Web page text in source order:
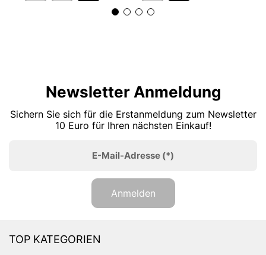
Newsletter Anmeldung
Sichern Sie sich für die Erstanmeldung zum Newsletter
10 Euro für Ihren nächsten Einkauf!
E-Mail-Adresse (*)
Anmelden
TOP KATEGORIEN